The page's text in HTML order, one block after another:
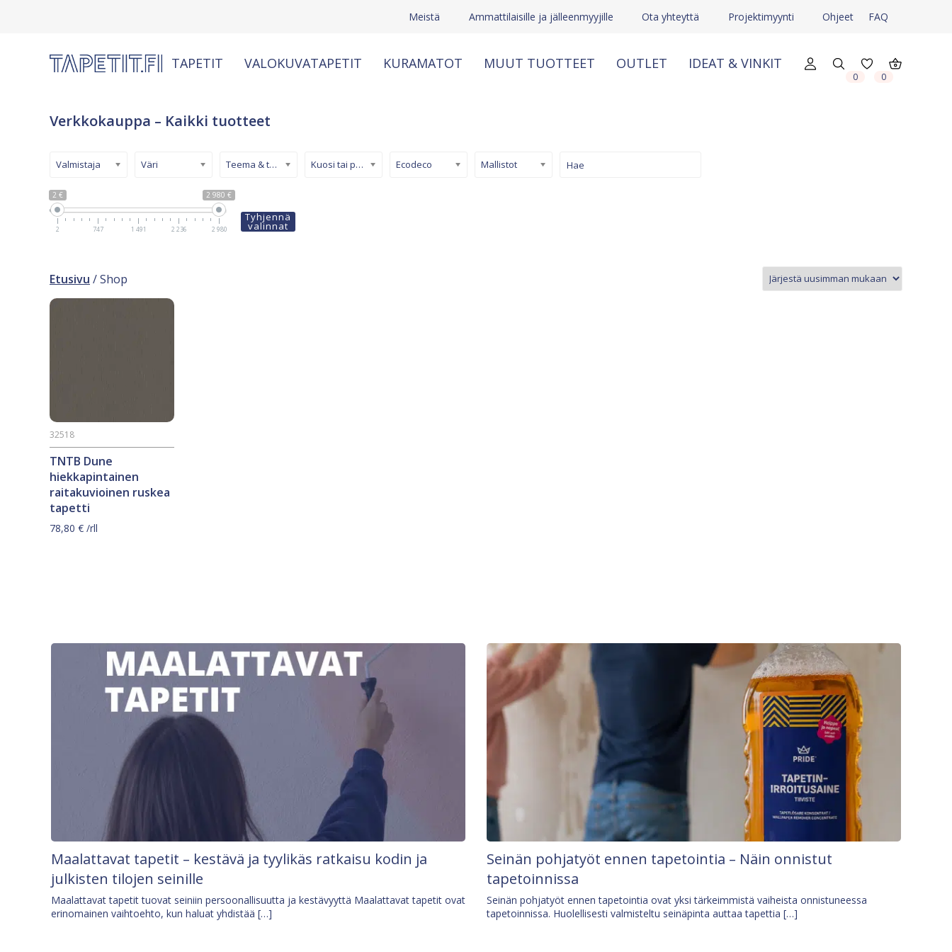
Meistä Ammattilaisille ja jälleenmyyjille Ota yhteyttä Projektimyynti Ohjeet FAQ
TAPETIT VALOKUVATAPETIT KURAMATOT MUUT TUOTTEET OUTLET IDEAT & VINKIT
0 0
Verkkokauppa – Kaikki tuotteet
2 € 2 980 €
2 747 1 491 2 236 2 980
Valmistaja Väri Teema & tyyli Kuosi tai pinta Ecodeco Mallistot
Tyhjennä
valinnat
Etusivu / Shop
TNTB Dune
hiekkapintainen
raitakuvioinen ruskea
tapetti
32518
78,80 € /rll
Maalattavat tapetit – kestävä ja tyylikäs ratkaisu kodin ja
julkisten tilojen seinille
Maalattavat tapetit tuovat seiniin persoonallisuutta ja kestävyyttä Maalattavat tapetit ovat
erinomainen vaihtoehto, kun haluat yhdistää […]
Seinän pohjatyöt ennen tapetointia – Näin onnistut
tapetoinnissa
Seinän pohjatyöt ennen tapetointia ovat yksi tärkeimmistä vaiheista onnistuneessa
tapetoinnissa. Huolellisesti valmisteltu seinäpinta auttaa tapettia […]